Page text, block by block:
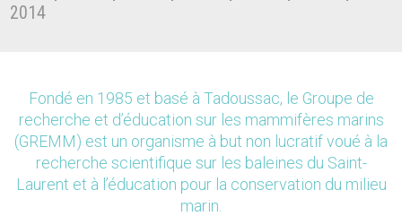
2014
Fondé en 1985 et basé à Tadoussac, le Groupe de
recherche et d’éducation sur les mammifères marins
(GREMM) est un organisme à but non lucratif voué à la
recherche scientifique sur les baleines du Saint-
Laurent et à l’éducation pour la conservation du milieu
marin.